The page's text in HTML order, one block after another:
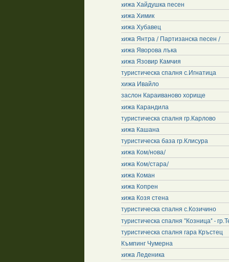
xижа Хайдушка песен
xижа Химик
xижа Хубавец
xижа Янтра / Партизанска песен /
xижа Яворова лъка
xижа Язовир Камчия
туристическа спалня с.Игнатица
хижа Ивайло
заслон Караиваново хорище
xижа Карандила
туристическа спалня гр.Карлово
xижа Кашана
туристическа база гр.Клисура
xижа Ком/нова/
xижа Ком/стара/
xижа Коман
xижа Копрен
xижа Козя стена
туристическа спалня с.Козичино
туристическа спалня "Козница" -
туристическа спалня гара Кръстец
Къмпинг Чумерна
xижа Леденика